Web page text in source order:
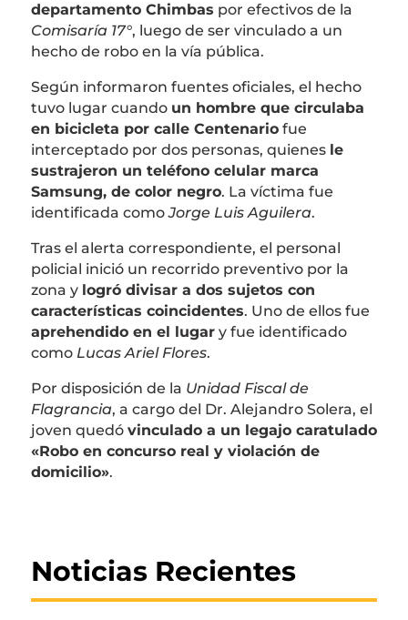
departamento Chimbas por efectivos de la
Comisaría 17°, luego de ser vinculado a un
hecho de robo en la vía pública.
Según informaron fuentes oficiales, el hecho
tuvo lugar cuando un hombre que circulaba
en bicicleta por calle Centenariofue
interceptado por dos personas, quienes le
sustrajeron un teléfono celular marca
Samsung, de color negro. La víctima fue
identificada comoJorge Luis Aguilera.
Tras el alerta correspondiente, el personal
policial inició un recorrido preventivo por la
zona y logró divisar a dos sujetos con
características coincidentes. Uno de ellos fue
aprehendido en el lugary fue identificado
como Lucas Ariel Flores.
Por disposición de la Unidad Fiscal de
Flagrancia, a cargo del Dr. Alejandro Solera, el
joven quedó vinculado a un legajo caratulado
«Robo en concurso real y violación de
domicilio».
Noticias Recientes